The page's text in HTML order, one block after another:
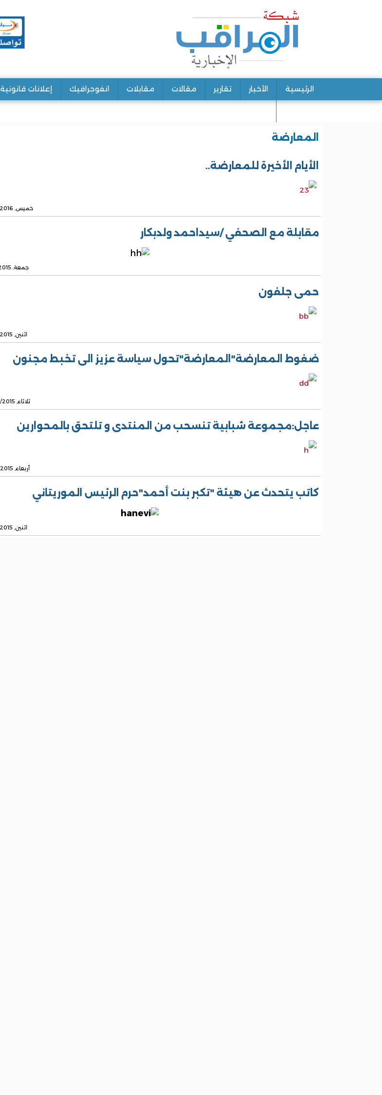
الرئيسية الأخبار تقارير مقالات مقابلات انفوجرافيك إعلانات قانونية
المعارضة
الأيام الأخيرة للمعارضة..
خميس, 04/02/2016 - 21:31
مقابلة مع الصحفي /سيداحمد ولدبكار
جمعة, 09/10/2015 - 17:16
حمى جلفون
اثنين, 05/10/2015 - 16:27
ضغوط المعارضة"المعارضة"تحول سياسة عزيز الى تخبط مجنون
ثلاثاء, 29/09/2015 - 22:51
عاجل:مجموعة شبابية تنسحب من المنتدى و تلتحق بالمحوارين
أربعاء, 09/09/2015 - 17:18
كاتب يتحدث عن هيئة "تكبر بنت أحمد"حرم الرئيس الموريتاني
اثنين, 17/08/2015 - 16:52